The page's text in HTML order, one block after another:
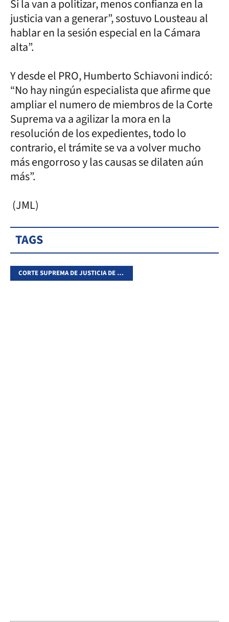
Si la van a politizar, menos confianza en la
justicia van a generar”, sostuvo Lousteau al
hablar en la sesión especial en la Cámara
alta”.
Y desde el PRO, Humberto Schiavoni indicó:
“No hay ningún especialista que afirme que
ampliar el numero de miembros de la Corte
Suprema va a agilizar la mora en la
resolución de los expedientes, todo lo
contrario, el trámite se va a volver mucho
más engorroso y las causas se dilaten aún
más”.
(JML)
TAGS
CORTE SUPREMA DE JUSTICIA DE LA NACIÓN